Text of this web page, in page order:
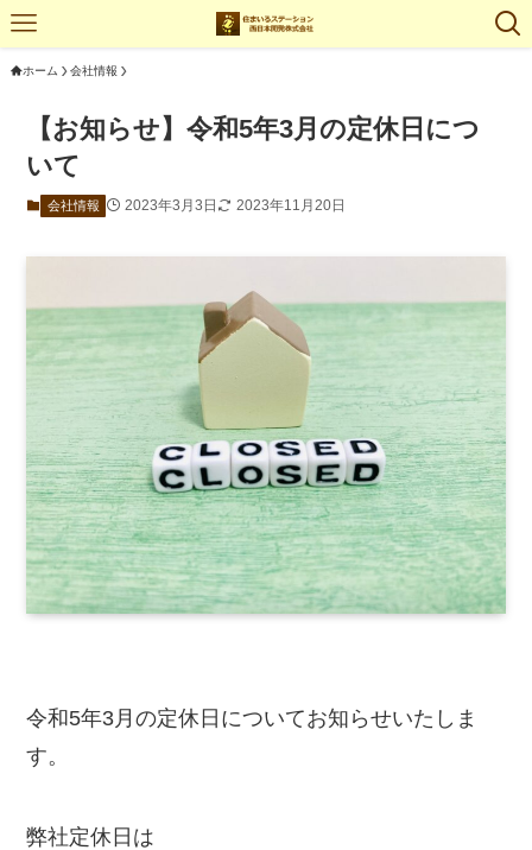
ホーム 会社情報
【お知らせ】令和5年3月の定休日につ
いて
会社情報 2023年3月3日 2023年11月20日
令和5年3月の定休日についてお知らせいたしま
す。
弊社定休日は